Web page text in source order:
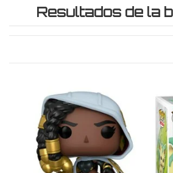
Resultados de la